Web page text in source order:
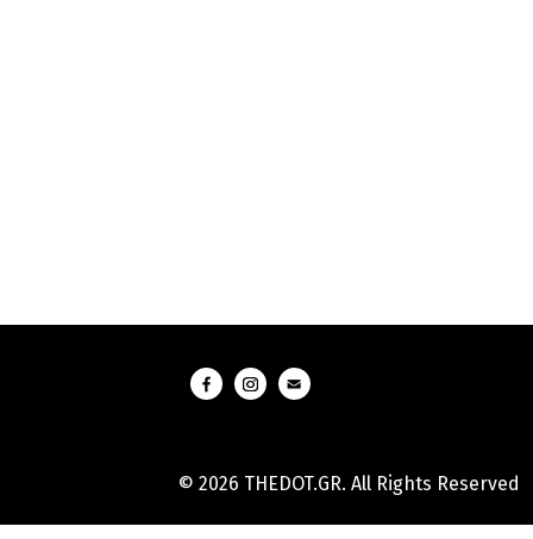
© 2026 THEDOT.GR. All Rights Reserved